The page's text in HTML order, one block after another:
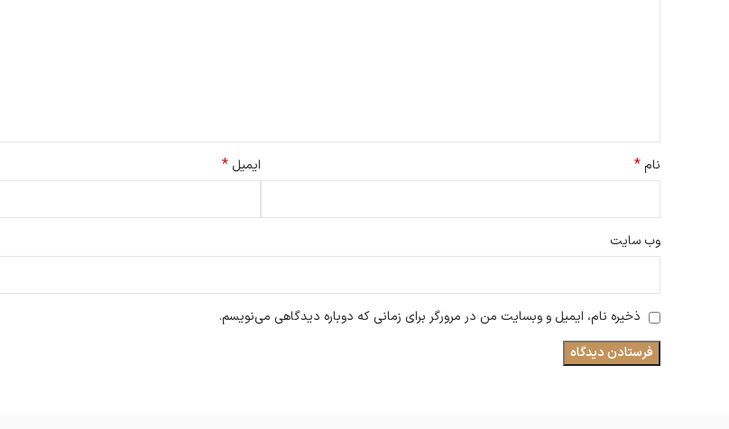
نام* ایمیل*
وب‌ سایت
ذخیره نام، ایمیل و وبسایت من در مرورگر برای زمانی که دوباره دیدگاهی می‌نویسم.